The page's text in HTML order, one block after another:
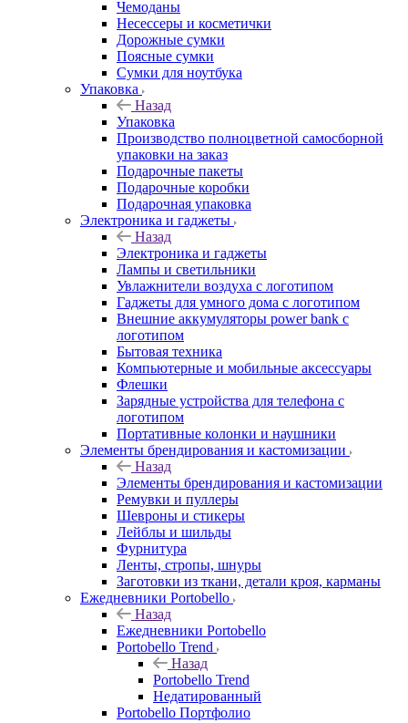
Чемоданы
Несессеры и косметички
Дорожные сумки
Поясные сумки
Сумки для ноутбука
Упаковка
Назад
Упаковка
Производство полноцветной самосборной
упаковки на заказ
Подарочные пакеты
Подарочные коробки
Подарочная упаковка
Электроника и гаджеты
Назад
Электроника и гаджеты
Лампы и светильники
Увлажнители воздуха с логотипом
Гаджеты для умного дома с логотипом
Внешние аккумуляторы power bank с
логотипом
Бытовая техника
Компьютерные и мобильные аксессуары
Флешки
Зарядные устройства для телефона с
логотипом
Портативные колонки и наушники
Элементы брендирования и кастомизации
Назад
Элементы брендирования и кастомизации
Ремувки и пуллеры
Шевроны и стикеры
Лейблы и шильды
Фурнитура
Ленты, стропы, шнуры
Заготовки из ткани, детали кроя, карманы
Ежедневники Portobello
Назад
Ежедневники Portobello
Portobello Trend
Назад
Portobello Trend
Недатированный
Portobello Портфолио